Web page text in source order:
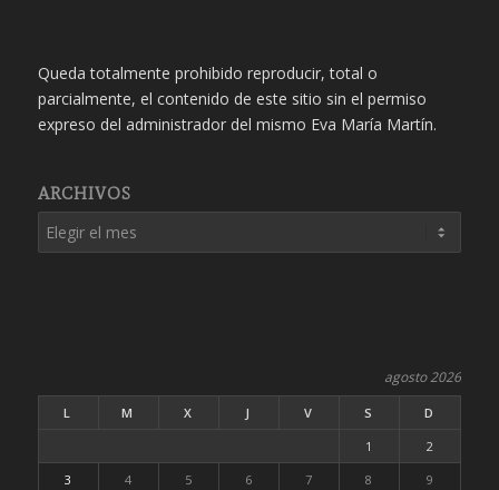
Queda totalmente prohibido reproducir, total o
parcialmente, el contenido de este sitio sin el permiso
expreso del administrador del mismo Eva María Martín.
ARCHIVOS
agosto 2026
L M X J V S
D
1
2
3
4 5 6 7 8
9